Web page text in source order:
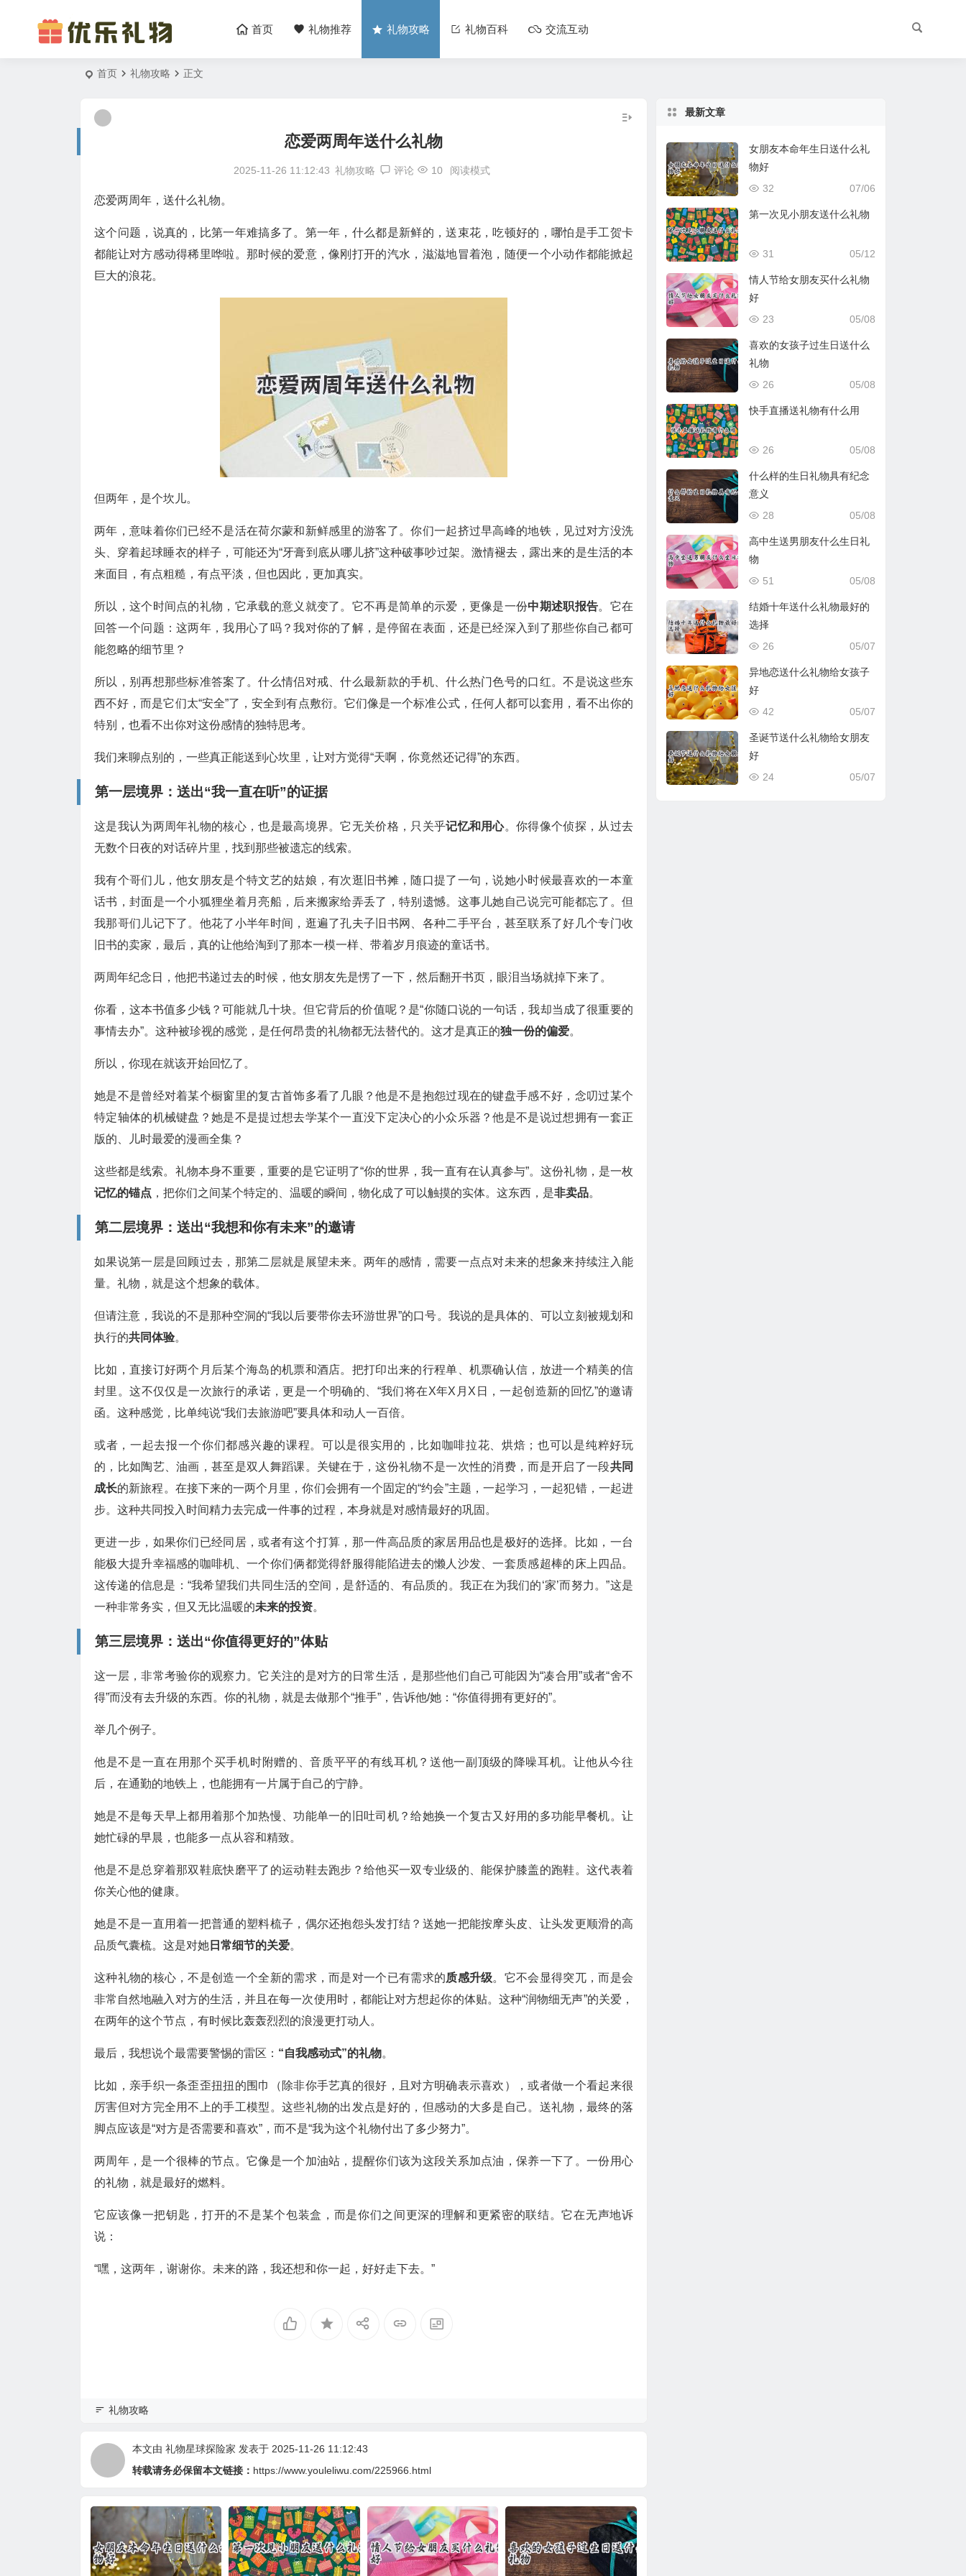
首页 礼物推荐 礼物攻略 礼物百科 交流互动
首页 礼物攻略 正文
恋爱两周年送什么礼物
2025-11-26 11:12:43 礼物攻略 评论 10 阅读模式
恋爱两周年，送什么礼物。
这个问题，说真的，比第一年难搞多了。第一年，什么都是新鲜的，送束花，吃顿好的，哪怕是手工贺卡
都能让对方感动得稀里哗啦。那时候的爱意，像刚打开的汽水，滋滋地冒着泡，随便一个小动作都能掀起
巨大的浪花。
但两年，是个坎儿。
两年，意味着你们已经不是活在荷尔蒙和新鲜感里的游客了。你们一起挤过早高峰的地铁，见过对方没洗
头、穿着起球睡衣的样子，可能还为“牙膏到底从哪儿挤”这种破事吵过架。激情褪去，露出来的是生活的本
来面目，有点粗糙，有点平淡，但也因此，更加真实。
所以，这个时间点的礼物，它承载的意义就变了。它不再是简单的示爱，更像是一份中期述职报告。它在
回答一个问题：这两年，我用心了吗？我对你的了解，是停留在表面，还是已经深入到了那些你自己都可
能忽略的细节里？
所以，别再想那些标准答案了。什么情侣对戒、什么最新款的手机、什么热门色号的口红。不是说这些东
西不好，而是它们太“安全”了，安全到有点敷衍。它们像是一个标准公式，任何人都可以套用，看不出你的
特别，也看不出你对这份感情的独特思考。
我们来聊点别的，一些真正能送到心坎里，让对方觉得“天啊，你竟然还记得”的东西。
第一层境界：送出“我一直在听”的证据
这是我认为两周年礼物的核心，也是最高境界。它无关价格，只关乎记忆和用心。你得像个侦探，从过去
无数个日夜的对话碎片里，找到那些被遗忘的线索。
我有个哥们儿，他女朋友是个特文艺的姑娘，有次逛旧书摊，随口提了一句，说她小时候最喜欢的一本童
话书，封面是一个小狐狸坐着月亮船，后来搬家给弄丢了，特别遗憾。这事儿她自己说完可能都忘了。但
我那哥们儿记下了。他花了小半年时间，逛遍了孔夫子旧书网、各种二手平台，甚至联系了好几个专门收
旧书的卖家，最后，真的让他给淘到了那本一模一样、带着岁月痕迹的童话书。
两周年纪念日，他把书递过去的时候，他女朋友先是愣了一下，然后翻开书页，眼泪当场就掉下来了。
你看，这本书值多少钱？可能就几十块。但它背后的价值呢？是“你随口说的一句话，我却当成了很重要的
事情去办”。这种被珍视的感觉，是任何昂贵的礼物都无法替代的。这才是真正的独一份的偏爱。
所以，你现在就该开始回忆了。
她是不是曾经对着某个橱窗里的复古首饰多看了几眼？他是不是抱怨过现在的键盘手感不好，念叨过某个
特定轴体的机械键盘？她是不是提过想去学某个一直没下定决心的小众乐器？他是不是说过想拥有一套正
版的、儿时最爱的漫画全集？
这些都是线索。礼物本身不重要，重要的是它证明了“你的世界，我一直有在认真参与”。这份礼物，是一枚
记忆的锚点 ，把你们之间某个特定的、温暖的瞬间，物化成了可以触摸的实体。这东西，是非卖品。
第二层境界：送出“我想和你有未来”的邀请
如果说第一层是回顾过去，那第二层就是展望未来。两年的感情，需要一点点对未来的想象来持续注入能
量。礼物，就是这个想象的载体。
但请注意，我说的不是那种空洞的“我以后要带你去环游世界”的口号。我说的是具体的、可以立刻被规划和
执行的共同体验。
比如，直接订好两个月后某个海岛的机票和酒店。把打印出来的行程单、机票确认信，放进一个精美的信
封里。这不仅仅是一次旅行的承诺，更是一个明确的、“我们将在X年X月X日，一起创造新的回忆”的邀请
函。这种感觉，比单纯说“我们去旅游吧”要具体和动人一百倍。
或者，一起去报一个你们都感兴趣的课程。可以是很实用的，比如咖啡拉花、烘焙；也可以是纯粹好玩
的，比如陶艺、油画，甚至是双人舞蹈课。关键在于，这份礼物不是一次性的消费，而是开启了一段共同
成长的新旅程。在接下来的一两个月里，你们会拥有一个固定的“约会”主题，一起学习，一起犯错，一起进
步。这种共同投入时间精力去完成一件事的过程，本身就是对感情最好的巩固。
更进一步，如果你们已经同居，或者有这个打算，那一件高品质的家居用品也是极好的选择。比如，一台
能极大提升幸福感的咖啡机、一个你们俩都觉得舒服得能陷进去的懒人沙发、一套质感超棒的床上四品。
这传递的信息是：“我希望我们共同生活的空间，是舒适的、有品质的。我正在为我们的‘家’而努力。”这是
一种非常务实，但又无比温暖的未来的投资。
第三层境界：送出“你值得更好的”体贴
这一层，非常考验你的观察力。它关注的是对方的日常生活，是那些他们自己可能因为“凑合用”或者“舍不
得”而没有去升级的东西。你的礼物，就是去做那个“推手”，告诉他/她：“你值得拥有更好的”。
举几个例子。
他是不是一直在用那个买手机时附赠的、音质平平的有线耳机？送他一副顶级的降噪耳机。让他从今往
后，在通勤的地铁上，也能拥有一片属于自己的宁静。
她是不是每天早上都用着那个加热慢、功能单一的旧吐司机？给她换一个复古又好用的多功能早餐机。让
她忙碌的早晨，也能多一点从容和精致。
他是不是总穿着那双鞋底快磨平了的运动鞋去跑步？给他买一双专业级的、能保护膝盖的跑鞋。这代表着
你关心他的健康。
她是不是一直用着一把普通的塑料梳子，偶尔还抱怨头发打结？送她一把能按摩头皮、让头发更顺滑的高
品质气囊梳。这是对她 日常细节的关爱。
这种礼物的核心，不是创造一个全新的需求，而是对一个已有需求的质感升级。它不会显得突兀，而是会
非常自然地融入对方的生活，并且在每一次使用时，都能让对方想起你的体贴。这种“润物细无声”的关爱，
在两年的这个节点，有时候比轰轰烈烈的浪漫更打动人。
最后，我想说个最需要警惕的雷区： “自我感动式”的礼物。
比如，亲手织一条歪歪扭扭的围巾（除非你手艺真的很好，且对方明确表示喜欢），或者做一个看起来很
厉害但对方完全用不上的手工模型。这些礼物的出发点是好的，但感动的大多是自己。送礼物，最终的落
脚点应该是“对方是否需要和喜欢”，而不是“我为这个礼物付出了多少努力”。
两周年，是一个很棒的节点。它像是一个加油站，提醒你们该为这段关系加点油，保养一下了。一份用心
的礼物，就是最好的燃料。
它应该像一把钥匙，打开的不是某个包装盒，而是你们之间更深的理解和更紧密的联结。它在无声地诉
说：
“嘿，这两年，谢谢你。未来的路，我还想和你一起，好好走下去。”
礼物攻略
本文由 礼物星球探险家 发表于 2025-11-26 11:12:43
转载请务必保留本文链接： https://www.youleliwu.com/225966.html
最新文章
女朋友本命年生日送什么礼
物好
07/06
32
第一次见小朋友送什么礼物
05/12
31
情人节给女朋友买什么礼物
好
05/08
23
喜欢的女孩子过生日送什么
礼物
05/08
26
快手直播送礼物有什么用
05/08
26
什么样的生日礼物具有纪念
意义
05/08
28
高中生送男朋友什么生日礼
物
05/08
51
结婚十年送什么礼物最好的
选择
05/07
26
异地恋送什么礼物给女孩子
好
05/07
42
圣诞节送什么礼物给女朋友
好
05/07
24